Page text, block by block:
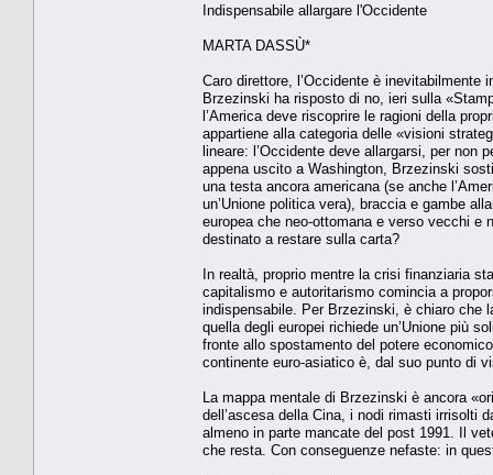
Indispensabile allargare l'Occidente
MARTA DASSÙ*
Caro direttore, l’Occidente è
Brzezinski ha risposto di no, ieri sulla
l’America deve riscoprire le ragioni della
appartiene alla categoria delle «visioni
lineare: l’Occidente deve allargarsi, per non
appena uscito a Washington, Brzezinski
una testa ancora americana (se anche
un’Unione politica vera), braccia e gambe
europea che neo-ottomana e verso vecchi
destinato a restare sulla carta?
In realtà, proprio mentre la crisi finanziaria
capitalismo e autoritarismo comincia a
indispensabile. Per Brzezinski, è chiaro che
quella degli europei richiede un’Unione più
fronte allo spostamento del potere
continente euro-asiatico è, dal suo punto di
La mappa mentale di Brzezinski è ancora
dell’ascesa della Cina, i nodi rimasti irrisolti
almeno in parte mancate del post 1991. Il
che resta. Con conseguenze nefaste: in